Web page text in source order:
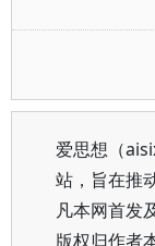
爱思想（
站，旨在推
凡本网首发
版权归作者